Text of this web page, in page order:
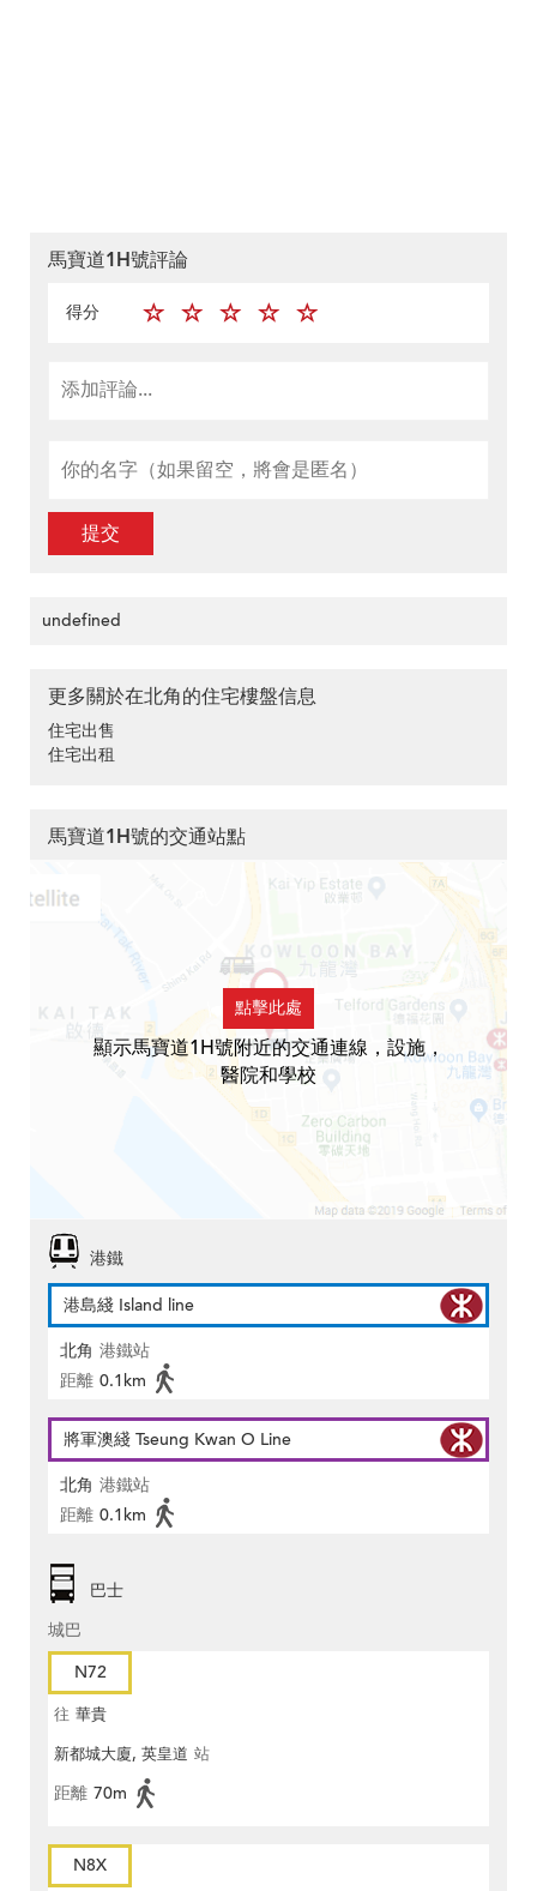
馬寶道1H號評論
得分
提交
undefined
更多關於在北角的住宅樓盤信息
住宅出售
住宅出租
馬寶道1H號的交通站點
點擊此處
顯示馬寶道1H號附近的交通連線，設施，
醫院和學校
港鐵
港島綫 Island line
北角 港鐵站
距離 0.1km
將軍澳綫 Tseung Kwan O Line
北角 港鐵站
距離 0.1km
巴士
城巴
N72
往 華貴
新都城大廈, 英皇道 站
距離 70m
N8X